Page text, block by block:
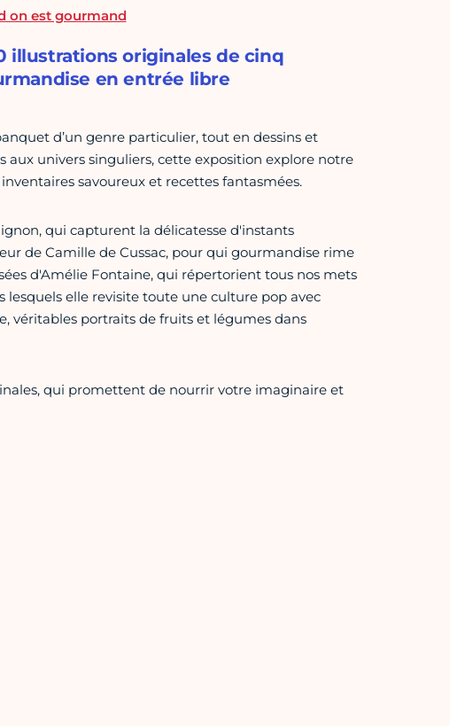
on est gourmand
illustrations originales de cinq
en entrée libre
d’un genre particulier, tout en dessins et
aux univers singuliers, cette exposition explore notre
savoureux et recettes fantasmées.
qui capturent la délicatesse d'instants
de Camille de Cussac, pour qui gourmandise rime
d'Amélie Fontaine, qui répertorient tous nos mets
lesquels elle revisite toute une culture pop avec
véritables portraits de fruits et légumes dans
qui promettent de nourrir votre imaginaire et